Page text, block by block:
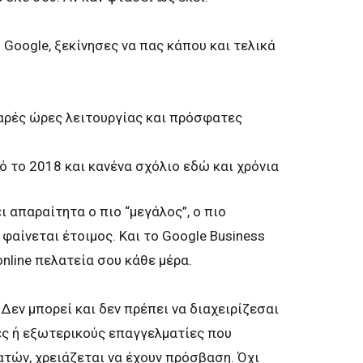
ξεκίνησες να πας κάπου και τελικά
ώρες λειτουργίας και πρόσφατες
2018 και κανένα σχόλιο εδώ και χρόνια
απαραίτητα ο πιο “μεγάλος”, ο πιο
έτοιμος. Και το Google Business
πελατεία σου κάθε μέρα.
μπορεί και δεν πρέπει να διαχειρίζεσαι
ή εξωτερικούς επαγγελματίες που
χρειάζεται να έχουν πρόσβαση. Όχι